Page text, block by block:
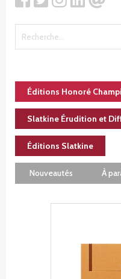
Éditions Honoré
Slatkine Érudition et
Éditions Slatkine
Nouveautés À